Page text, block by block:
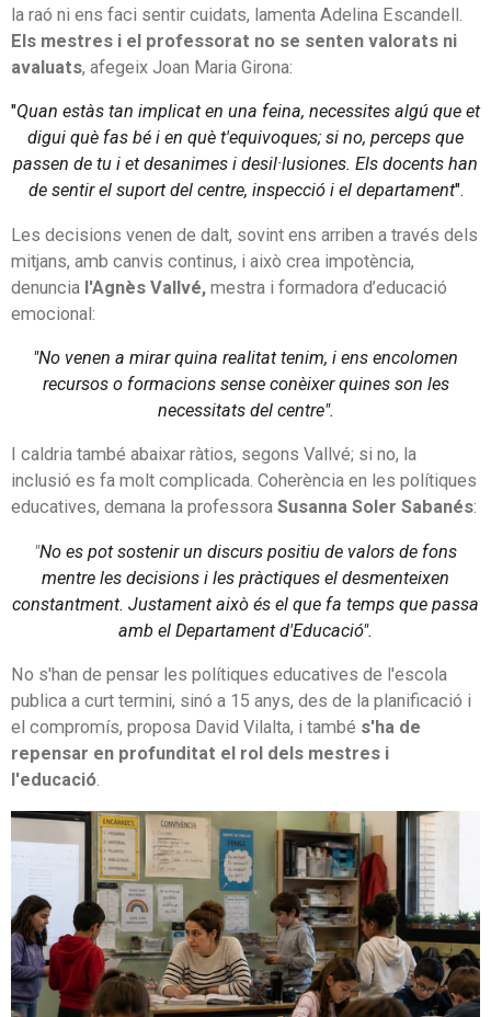
la raó ni ens faci sentir cuidats, lamenta Adelina Escandell.
Els mestres i el professorat no se senten valorats ni
avaluats, afegeix Joan Maria Girona:
"Quan estàs tan implicat en una feina, necessites algú que et
digui què fas bé i en què t'equivoques; si no, perceps que
passen de tu i et desanimes i desil·lusiones. Els docents han
de sentir el suport del centre, inspecció i el departament".
Les decisions venen de dalt, sovint ens arriben a través dels
mitjans, amb canvis continus, i això crea impotència,
denuncia l'Agnès Vallvé, mestra i formadora d’educació
emocional:
"No venen a mirar quina realitat tenim, i ens encolomen
recursos o formacions sense conèixer quines son les
necessitats del centre".
I caldria també abaixar ràtios, segons Vallvé; si no, la
inclusió es fa molt complicada. Coherència en les polítiques
educatives, demana la professora Susanna Soler Sabanés:
"No es pot sostenir un discurs positiu de valors de fons
mentre les decisions i les pràctiques el desmenteixen
constantment. Justament això és el que fa temps que passa
amb el Departament d'Educació".
No s'han de pensar les polítiques educatives de l'escola
publica a curt termini, sinó a 15 anys, des de la planificació i
el compromís, proposa David Vilalta, i també s'ha de
repensar en profunditat el rol dels mestres i
l'educació.